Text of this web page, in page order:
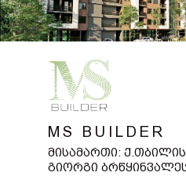
MS BUILDER
Მისამართი:
Გიორგი